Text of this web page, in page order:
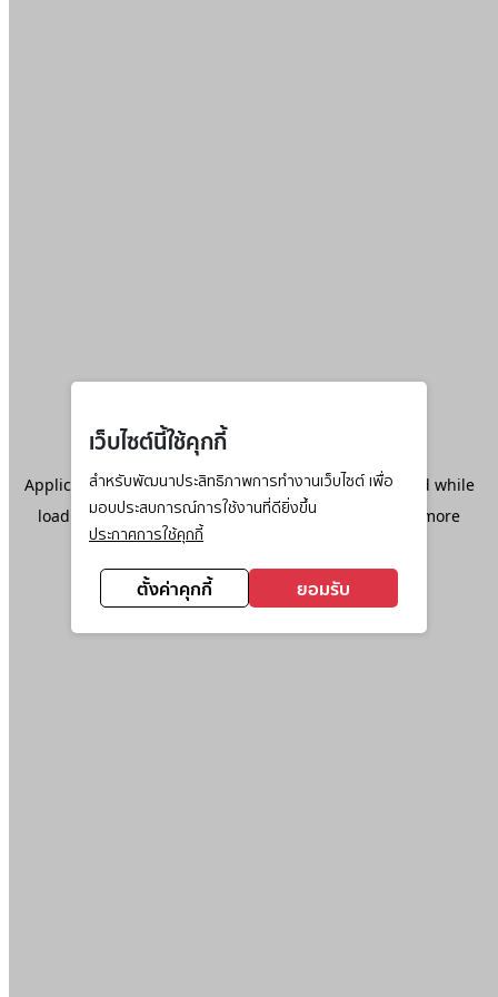
เว็บไซต์นี้ใช้คุกกี้
สำหรับพัฒนาประสิทธิภาพการทำงานเว็บไซต์ เพื่อ
มอบประสบการณ์การใช้งานที่ดียิ่งขึ้น
ประกาศการใช้คุกกี้
ตั้งค่าคุกกี้ ยอมรับ
Application error: aclient-side exception has occurred while
loadingwww.ktc.co.th(see the browser console
for more
information).